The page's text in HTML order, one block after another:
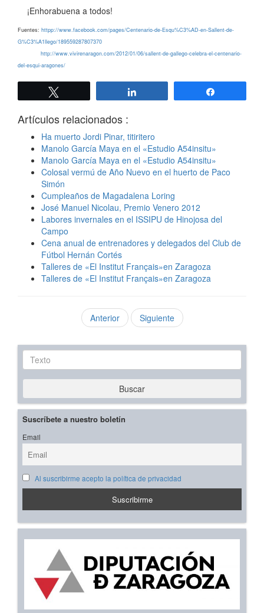
¡Enhorabuena a todos!
Fuentes: httpp://www.facebook.com/pages/Centenario-de-Esqu%C3%AD-en-Sallent-de-
G%C3%A1llego/189559287807370
http://www.vivirenaragon.com/2012/01/06/sallent-de-gallego-celebra-el-centenario-
del-esqui-aragones/
Artículos relacionados :
Ha muerto Jordi Pinar, titiritero
Manolo García Maya en el «Estudio A54insitu»
Manolo García Maya en el «Estudio A54insitu»
Colosal vermú de Año Nuevo en el huerto de Paco
Simón
Cumpleaños de Magadalena Loring
José Manuel Nicolau, Premio Venero 2012
Labores invernales en el ISSIPU de Hinojosa del
Campo
Cena anual de entrenadores y delegados del Club de
Fútbol Hernán Cortés
Talleres de «El Institut Français»en Zaragoza
Talleres de «El Institut Français»en Zaragoza
Anterior Siguiente
Texto
Buscar
Suscríbete a nuestro boletín
Email
Al suscribirme acepto la política de privacidad